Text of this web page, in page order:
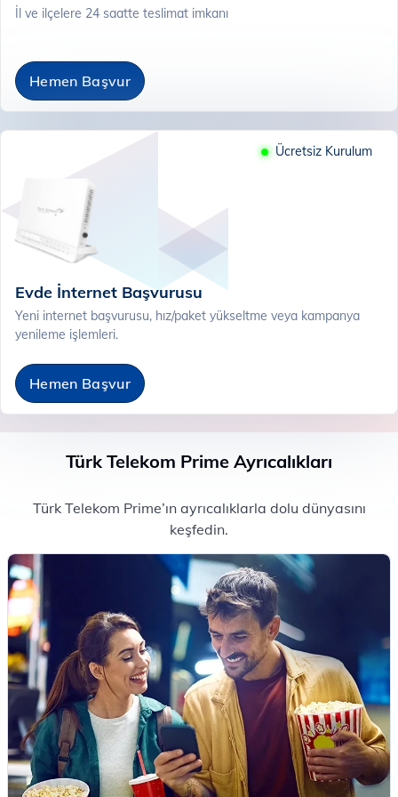
İl ve ilçelere 24 saatte teslimat imkanı
Hemen Başvur
Evde İnternet Başvurusu
Yeni internet başvurusu, hız/paket yükseltme veya kampanya
yenileme işlemleri.
Hemen Başvur
Ücretsiz Kurulum
Türk Telekom Prime Ayrıcalıkları
Türk Telekom Prime’ın ayrıcalıklarla dolu dünyasını
keşfedin.